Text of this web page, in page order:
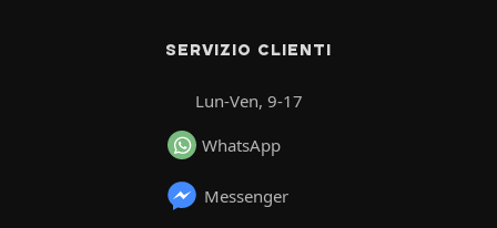
SERVIZIO CLIENTI
Lun-Ven, 9-17
WhatsApp
Messenger